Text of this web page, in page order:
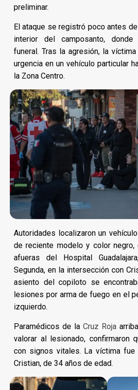
preliminar.
El ataque se registró poco antes
interior del camposanto,
funeral. Tras la agresión, la
urgencia en un vehículo particular
la Zona Centro.
Autoridades localizaron un
de reciente modelo y color negro,
afueras del Hospital
Segunda, en la intersección con
asiento del copiloto se
lesiones por arma de fuego en el
izquierdo.
Paramédicos de laCruz Roja
valorar al lesionado, confirmaron
con signos vitales. La víctima fue
Cristian, de 34 años de edad.